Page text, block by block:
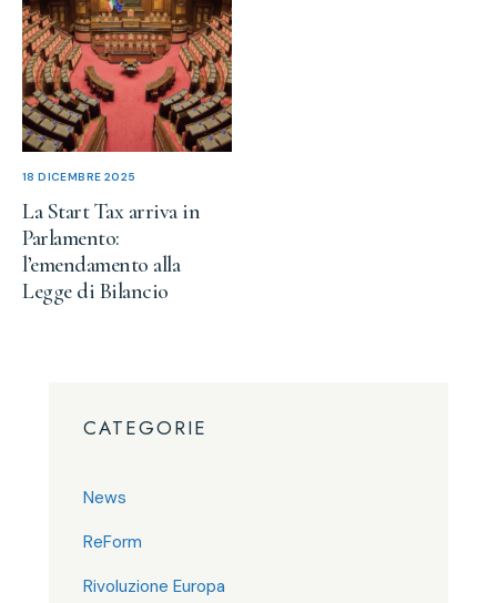
18 DICEMBRE 2025
La Start Tax arriva in
Parlamento:
l’emendamento alla
Legge di Bilancio
CATEGORIE
News
ReForm
Rivoluzione Europa